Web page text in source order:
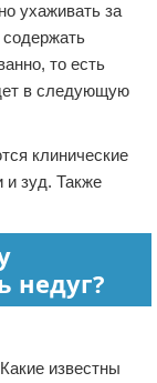
ухаживать за
то есть
в следующую
клинические
и зуд. Также
недуг?
известны